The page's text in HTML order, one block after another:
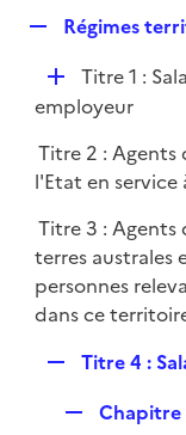
r
l
i
e
r
p
l
i
e
r
Régimes
D
é
l
i
e
r
Titre 1 :
employeur
Titre 2 :
l'Etat en service
Titre 3 : Agents
terres australes
personnes
dans ce
p
Titre 4 :
Chapitre